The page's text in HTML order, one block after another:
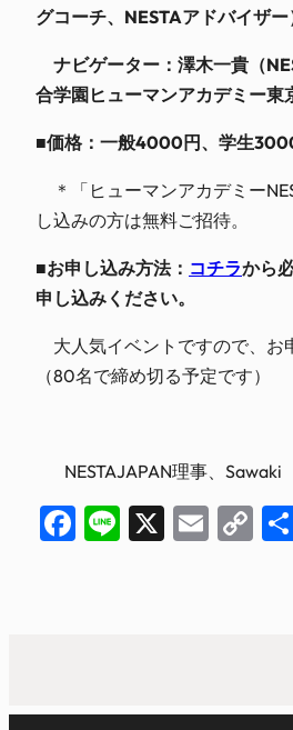
グコーチ、NESTAアドバイザー
ナビゲーター：澤木一貴（
合学園ヒューマンアカデミー東
■価格：一般4000円、学生
＊「ヒューマンアカデミー
し込みの方は無料ご招待。
■お申し込み方法： コチラから
申し込みください。
大人気イベントですので、お
（80名で締め切る予定です）
NESTAJAPAN理事、
Facebook
Line
X Email